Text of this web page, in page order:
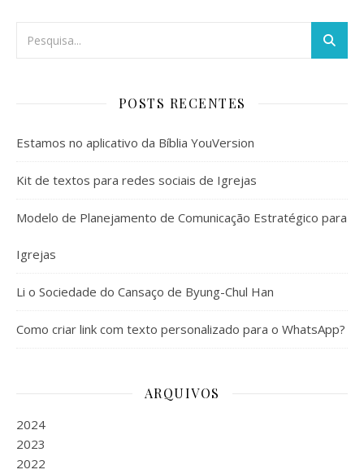
POSTS RECENTES
Estamos no aplicativo da Bíblia YouVersion
Kit de textos para redes sociais de Igrejas
Modelo de Planejamento de Comunicação Estratégico para
Igrejas
Li o Sociedade do Cansaço de Byung-Chul Han
Como criar link com texto personalizado para o WhatsApp?
ARQUIVOS
2024
2023
2022